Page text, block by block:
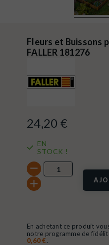
Fleurs et Buissons
FALLER 181276
24,20 €
EN
STOCK !
En achetant ce produit
notre programme de
0,60 €.